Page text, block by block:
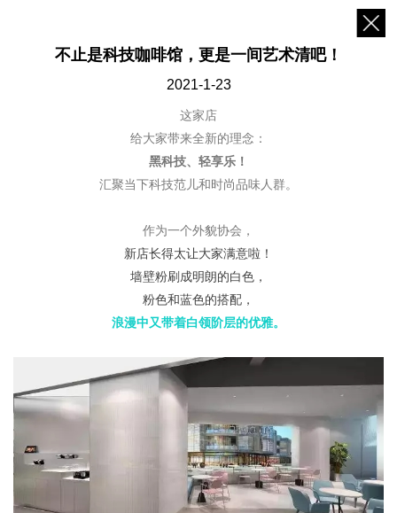
不止是科技咖啡馆，更是一间艺术清吧！
2021-1-23
这家店
给大家带来全新的理念：
黑科技、轻享乐！
汇聚当下科技范儿和时尚品味人群。
作为一个外貌协会，
新店长得太让大家满意啦！
墙壁粉刷成明朗的白色，
粉色和蓝色的搭配，
浪漫中又带着白领阶层的优雅。